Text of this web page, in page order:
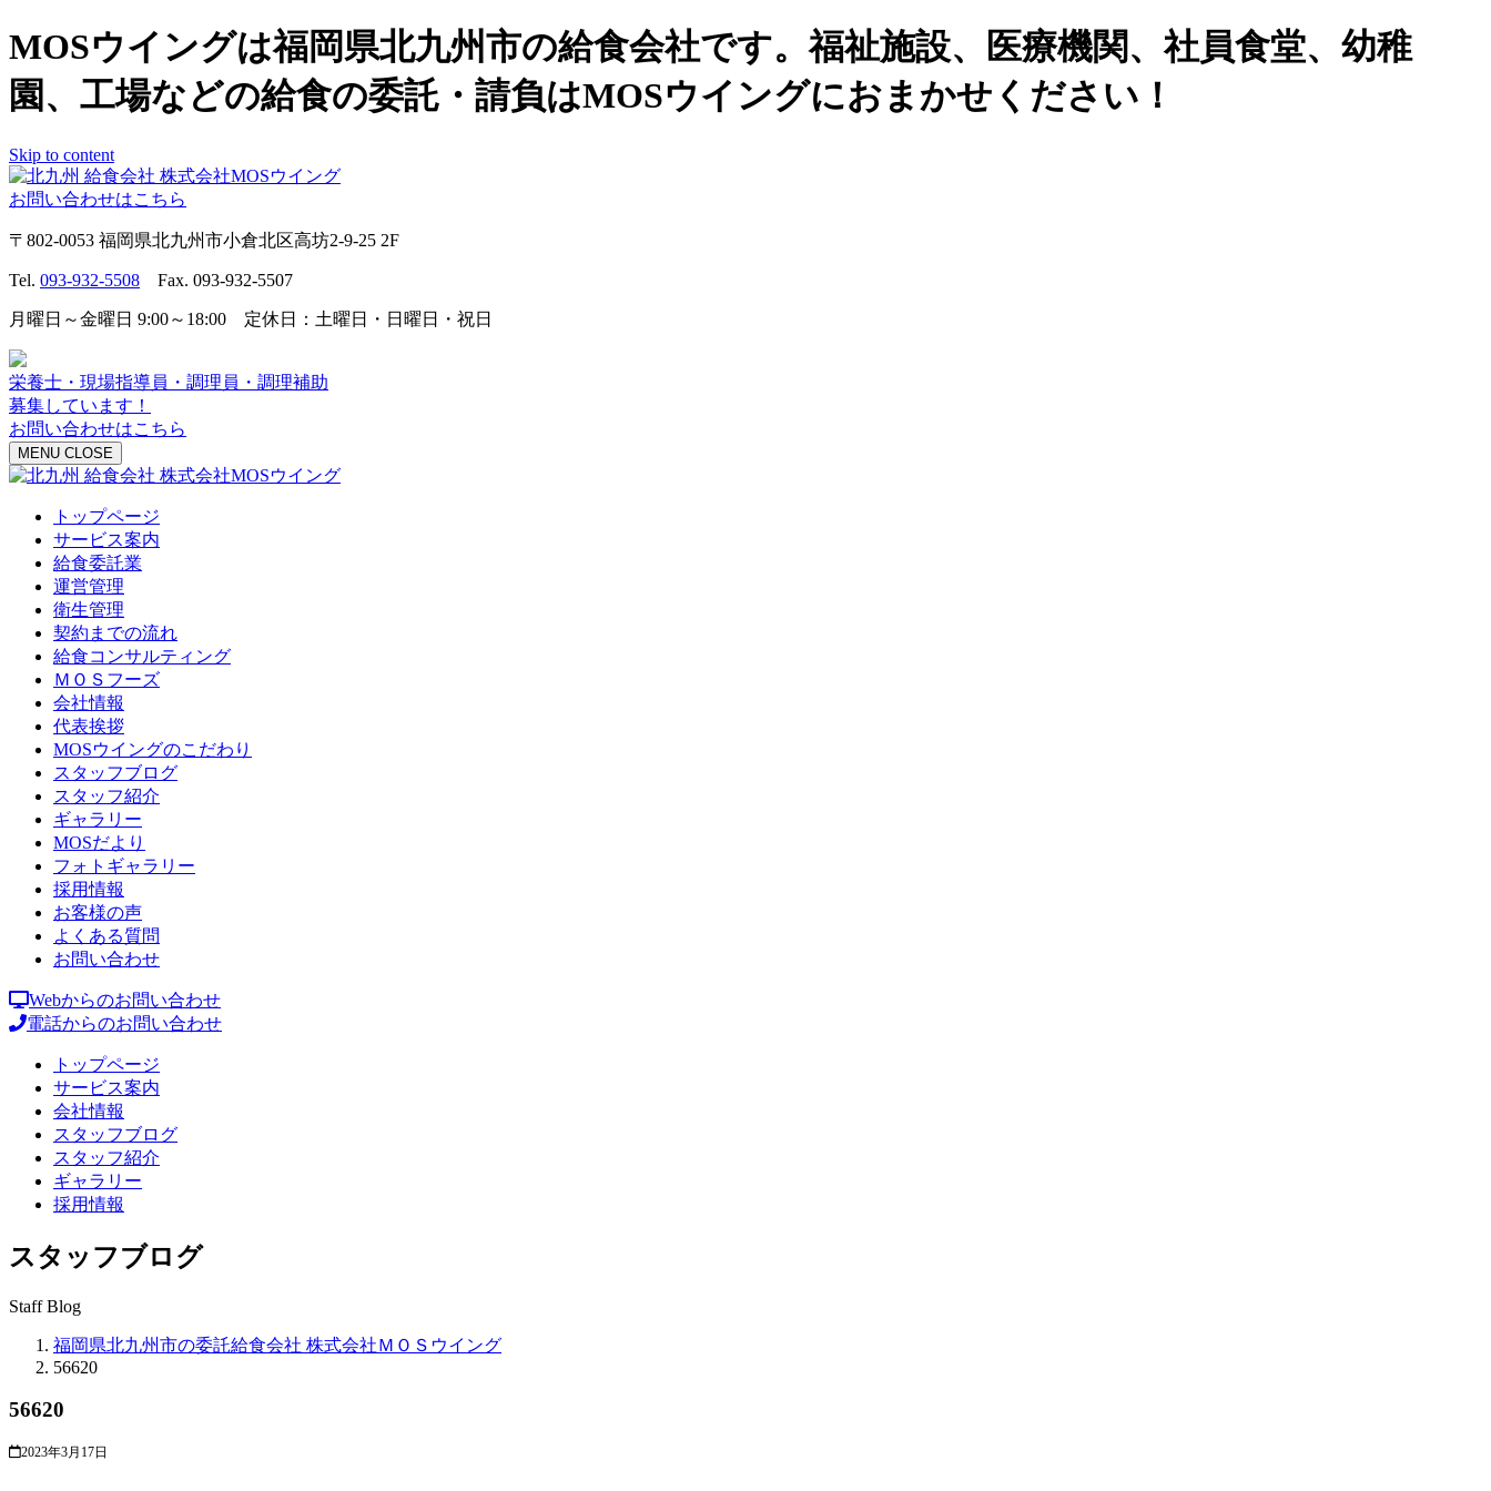
MOSウイングは福岡県北九州市の給食会社です。福祉施設、医療機関、社員食堂、幼稚
園、工場などの給食の委託・請負はMOSウイングにおまかせください！
Skip to content
お問い合わせはこちら
〒802-0053 福岡県北九州市小倉北区高坊2-9-25 2F
Tel. 093-932-5508 Fax. 093-932-5507
月曜日～金曜日 9:00～18:00 定休日：土曜日・日曜日・祝日
栄養士・現場指導員・調理員・調理補助
募集しています！
お問い合わせはこちら
MENU CLOSE
トップページ
サービス案内
給食委託業
運営管理
衛生管理
契約までの流れ
給食コンサルティング
ＭＯＳフーズ
会社情報
代表挨拶
MOSウイングのこだわり
スタッフブログ
スタッフ紹介
ギャラリー
MOSだより
フォトギャラリー
採用情報
お客様の声
よくある質問
お問い合わせ
Webからのお問い合わせ
電話からのお問い合わせ
トップページ
サービス案内
会社情報
スタッフブログ
スタッフ紹介
ギャラリー
採用情報
スタッフブログ
Staff Blog
福岡県北九州市の委託給食会社 株式会社ＭＯＳウイング
56620
56620
2023年3月17日